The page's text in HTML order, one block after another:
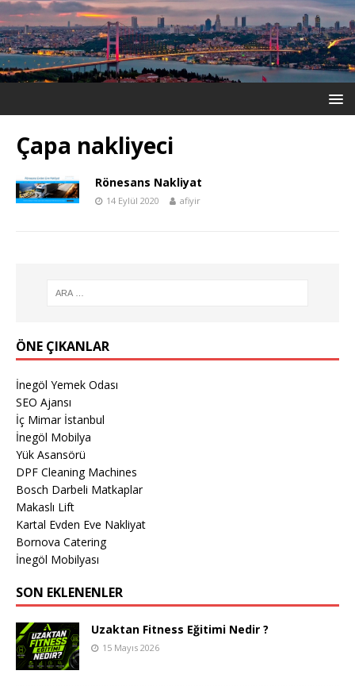
Çapa nakliyeci
Rönesans Nakliyat
14 Eylül 2020 afiyir
ÖNE ÇIKANLAR
İnegöl Yemek Odası
SEO Ajansı
İç Mimar İstanbul
İnegöl Mobilya
Yük Asansörü
DPF Cleaning Machines
Bosch Darbeli Matkaplar
Makaslı Lift
Kartal Evden Eve Nakliyat
Bornova Catering
İnegöl Mobilyası
SON EKLENENLER
Uzaktan Fitness Eğitimi Nedir ?
15 Mayıs 2026